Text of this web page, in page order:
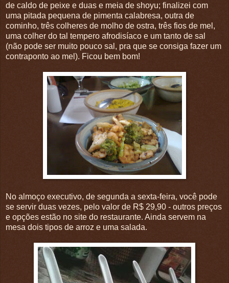
de caldo de peixe e duas e meia de shoyu; finalizei com
uma pitada pequena de pimenta calabresa, outra de
cominho, três colheres de molho de ostra, três fios de mel,
uma colher do tal tempero afrodisíaco e um tanto de sal
(não pode ser muito pouco sal, pra que se consiga fazer um
contraponto ao mel). Ficou bem bom!
No almoço executivo, de segunda a sexta-feira, você pode
se servir duas vezes, pelo valor de R$ 29,90 - outros preços
e opções estão no site do restaurante. Ainda servem na
mesa dois tipos de arroz e uma salada.